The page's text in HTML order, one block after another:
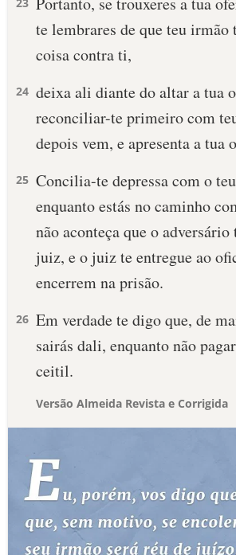
te lembrares de que teu irmão
coisa contra ti,
24 deixa ali diante do altar a tua
reconciliar-te primeiro com
depois vem, e apresenta a tua
25 Concilia-te depressa com o
enquanto estás no caminho
não aconteça que o adversário
juiz, e o juiz te entregue ao
encerrem na prisão.
26 Em verdade te digo que, de
sairás dali, enquanto não
ceitil.
Versão Almeida Revista e Corrigida